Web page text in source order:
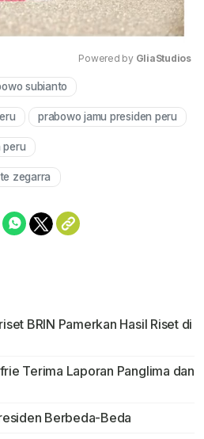
Powered by GliaStudios
subianto
prabowo jamu presiden peru
peru
zegarra
BRIN Pamerkan Hasil Riset di
Terima Laporan Panglima dan
Berbeda-Beda